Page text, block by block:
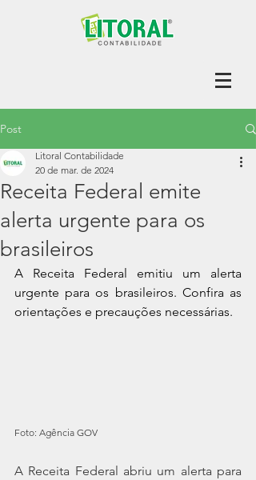
Post
Receita Federal emite
alerta urgente para os
brasileiros
Litoral Contabilidade
20 de mar. de 2024
A Receita Federal emitiu um alerta
urgente para os brasileiros. Confira as
orientações e precauções necessárias.
Foto: Agência GOV
A Receita Federal abriu um alerta para